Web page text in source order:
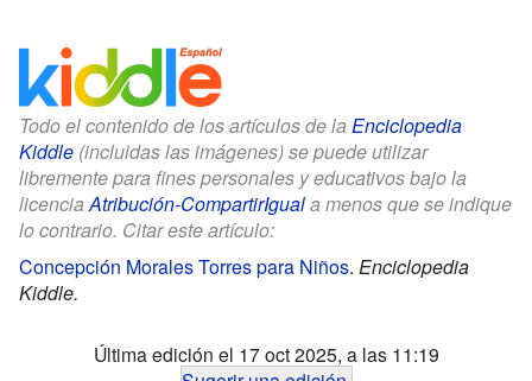
Todo el contenido de los artículos de la Enciclopedia
Kiddle (incluidas las imágenes) se puede utilizar
libremente para fines personales y educativos bajo la
licenciaAtribución-CompartirIguala menos que se indique
lo contrario. Citar este artículo:
Concepción Morales Torres para Niños. Enciclopedia
Kiddle.
Última edición el 17 oct 2025, a las 11:19